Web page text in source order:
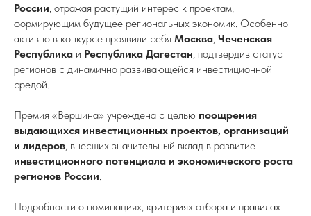
России, отражая растущий интерес к проектам,
формирующим будущее региональных экономик. Особенно
активно в конкурсе проявили себя Москва, Чеченская
Республика и Республика Дагестан, подтвердив статус
регионов с динамично развивающейся инвестиционной
средой.
Премия «Вершина» учреждена с целью поощрения
выдающихся инвестиционных проектов, организаций
и лидеров, внесших значительный вклад в развитие
инвестиционного потенциала и экономического роста
регионов России.
Подробности о номинациях, критериях отбора и правилах